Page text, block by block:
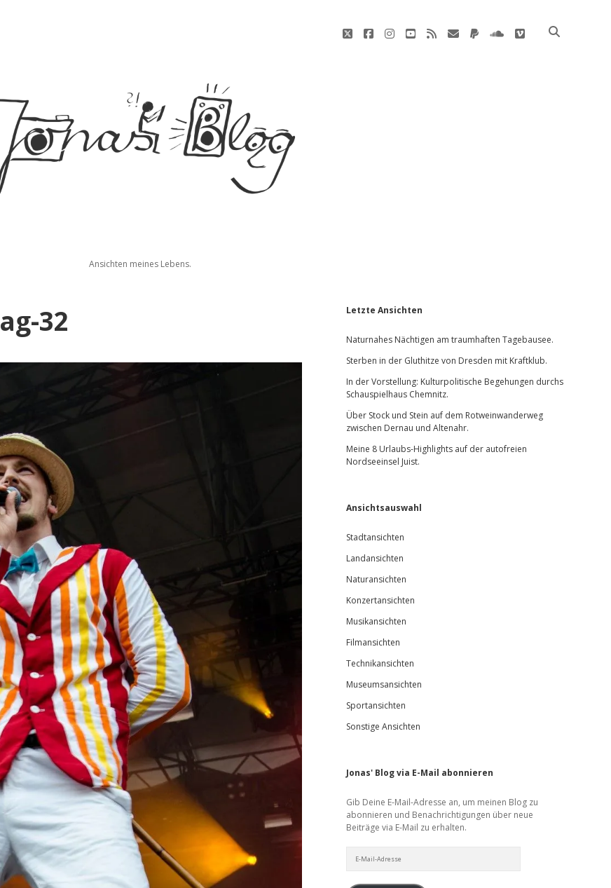
twitterfacebookinstagram
youtube
rss E-
paypalsoundcloud
vimeo
Ansichten meines Lebens.
32 Sidebar
Letzte Ansichten
Naturnahes Nächtigen am traumhaften Tagebausee.
Sterben in der Gluthitze von Dresden mit Kraftklub.
In der Vorstellung: Kulturpolitische Begehungen durchs
Schauspielhaus Chemnitz.
Über Stock und Stein auf dem Rotweinwanderweg
zwischen Dernau und Altenahr.
Meine 8 Urlaubs-Highlights auf der autofreien
Nordseeinsel Juist.
Ansichtsauswahl
Stadtansichten
Landansichten
Naturansichten
Konzertansichten
Musikansichten
Filmansichten
Technikansichten
Museumsansichten
Sportansichten
Sonstige Ansichten
Jonas' Blog via E-Mail abonnieren
Gib Deine E-Mail-Adresse an, um meinen Blog zu
abonnieren und Benachrichtigungen über neue
Beiträge via E-Mail zu erhalten.
Mail-